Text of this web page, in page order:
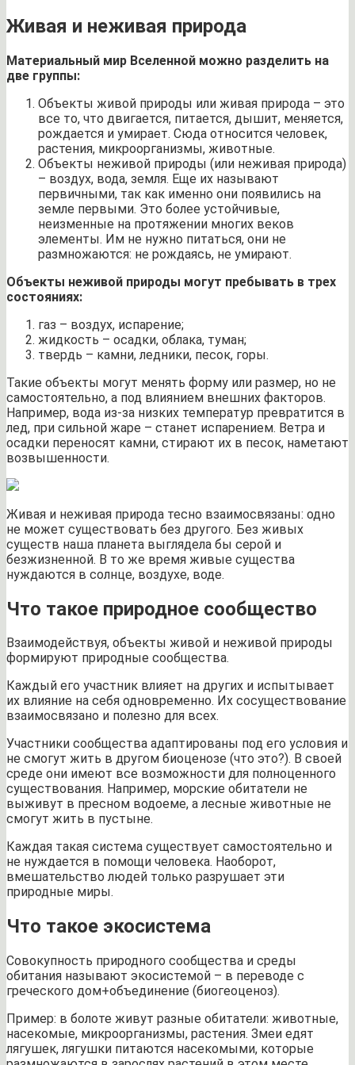
Живая и неживая природа
Материальный мир Вселенной можно разделить на
две группы:
Объекты живой природы или живая природа – это
все то, что двигается, питается, дышит, меняется,
рождается и умирает. Сюда относится человек,
растения, микроорганизмы, животные.
Объекты неживой природы (или неживая природа)
– воздух, вода, земля. Еще их называют
первичными, так как именно они появились на
земле первыми. Это более устойчивые,
неизменные на протяжении многих веков
элементы. Им не нужно питаться, они не
размножаются: не рождаясь, не умирают.
Объекты неживой природы могут пребывать в трех
состояниях:
газ – воздух, испарение;
жидкость – осадки, облака, туман;
твердь – камни, ледники, песок, горы.
Такие объекты могут менять форму или размер, но не
самостоятельно, а под влиянием внешних факторов.
Например, вода из-за низких температур превратится в
лед, при сильной жаре – станет испарением. Ветра и
осадки переносят камни, стирают их в песок, наметают
возвышенности.
Живая и неживая природа тесно взаимосвязаны: одно
не может существовать без другого. Без живых
существ наша планета выглядела бы серой и
безжизненной. В то же время живые существа
нуждаются в солнце, воздухе, воде.
Что такое природное сообщество
Взаимодействуя, объекты живой и неживой природы
формируют природные сообщества.
Каждый его участник влияет на других и испытывает
их влияние на себя одновременно. Их сосуществование
взаимосвязано и полезно для всех.
Участники сообщества адаптированы под его условия и
не смогут жить в другом биоценозе (что это?). В своей
среде они имеют все возможности для полноценного
существования. Например, морские обитатели не
выживут в пресном водоеме, а лесные животные не
смогут жить в пустыне.
Каждая такая система существует самостоятельно и
не нуждается в помощи человека. Наоборот,
вмешательство людей только разрушает эти
природные миры.
Что такое экосистема
Совокупность природного сообщества и среды
обитания называют экосистемой – в переводе с
греческого дом+объединение (биогеоценоз).
Пример: в болоте живут разные обитатели: животные,
насекомые, микроорганизмы, растения. Змеи едят
лягушек, лягушки питаются насекомыми, которые